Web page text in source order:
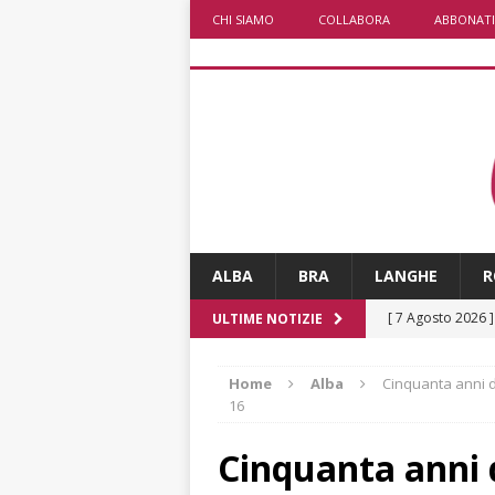
CHI SIAMO COLLABORA ABBONATI
ALBA BRA LANGHE
ULTIME NOTIZIE [ 7 Agosto 2026 ]
vitello
PRIMO
[ 7 Agosto 2026
Home Alba
Cinquanta anni
16
Cinquanta